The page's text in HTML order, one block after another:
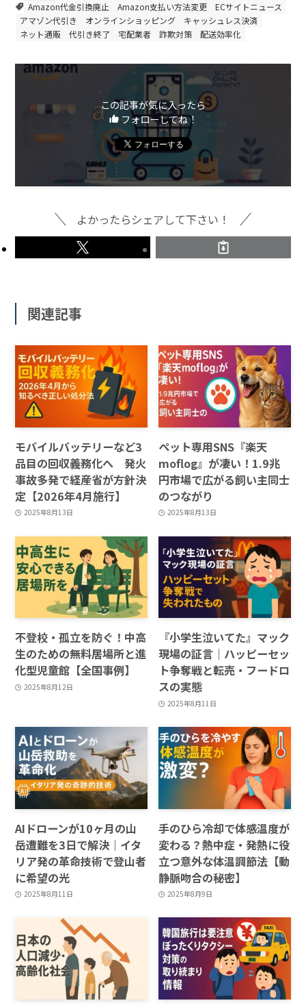
Amazon代金引換廃止
Amazon支払い方法変更
ECサイトニュース
アマゾン代引き
オンラインショッピング
キャッシュレス決済
ネット通販
代引き終了 宅配業者 詐欺対策 配送効率化
この記事が気に入ったら
フォローしてね！
よかったらシェアして下さい！
関連記事
モバイルバッテリーなど3
品目の回収義務化へ 発火
事故多発で経産省が方針決
定【2026年4月施行】
2025年8月13日
ペット専用SNS『楽天
moflog』が凄い！1.9兆
円市場で広がる飼い主同士
のつながり
2025年8月13日
不登校・孤立を防ぐ！中高
生のための無料居場所と進
化型児童館【全国事例】
2025年8月12日
『小学生泣いてた』マック
現場の証言｜ハッピーセッ
ト争奪戦と転売・フードロ
スの実態
2025年8月11日
AIドローンが10ヶ月の山
岳遭難を3日で解決｜イタ
リア発の革命技術で登山者
に希望の光
2025年8月11日
手のひら冷却で体感温度が
変わる？熱中症・発熱に役
立つ意外な体温調節法【動
静脈吻合の秘密】
2025年8月9日